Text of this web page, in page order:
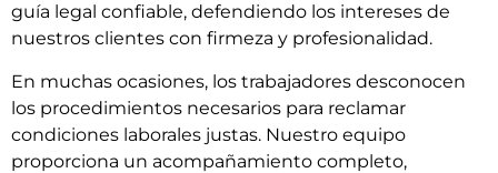
guía legal confiable, defendiendo los intereses de
nuestros clientes con firmeza y profesionalidad.
En muchas ocasiones, los trabajadores desconocen
los procedimientos necesarios para reclamar
condiciones laborales justas. Nuestro equipo
proporciona un acompañamiento completo,